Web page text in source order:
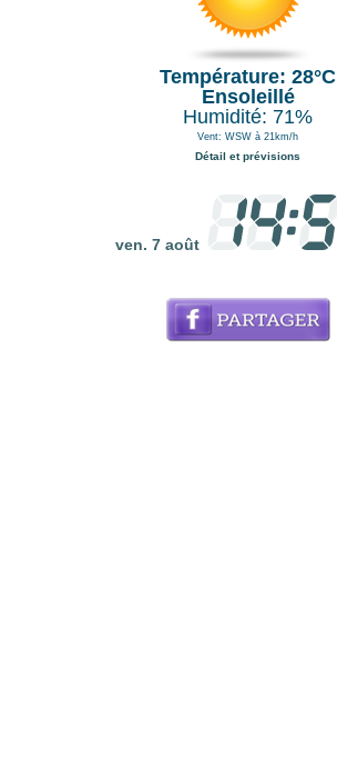
Température: 28°C
Ensoleillé
Humidité: 71%
Vent: WSW à 21km/h
Détail et prévisions
ven. 7 août